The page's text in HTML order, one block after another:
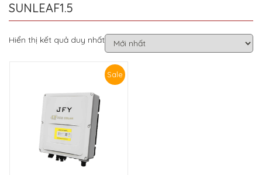
SUNLEAF1.5
Hiển thị kết quả duy nhất
Sale